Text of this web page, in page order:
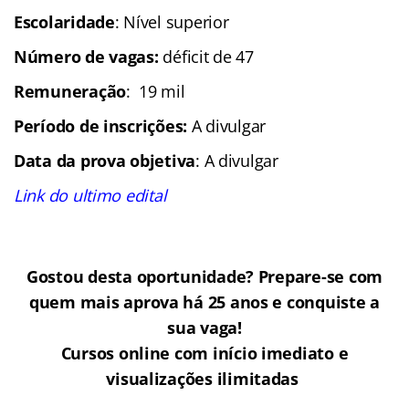
Escolaridade: Nível superior
Número de vagas: déficit de 47
Remuneração: 19 mil
Período de inscrições: A divulgar
Data da prova objetiva: A divulgar
Link do ultimo edital
Gostou desta oportunidade? Prepare-se com
quem mais aprova há 25 anos e conquiste a
sua vaga!
Cursos online com início imediato e
visualizações ilimitadas